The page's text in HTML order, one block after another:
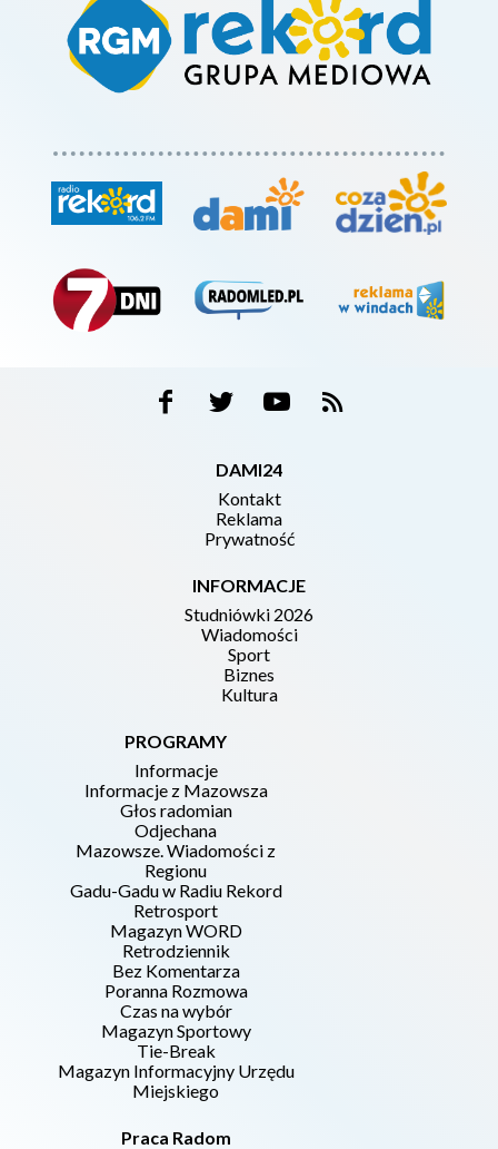
DAMI24
Kontakt
Reklama
Prywatność
INFORMACJE
Studniówki 2026
Wiadomości
Sport
Biznes
Kultura
PROGRAMY
Informacje
Informacje z Mazowsza
Głos radomian
Odjechana
Mazowsze. Wiadomości z
Regionu
Gadu-Gadu w Radiu Rekord
Retrosport
Magazyn WORD
Retrodziennik
Bez Komentarza
Poranna Rozmowa
Czas na wybór
Magazyn Sportowy
Tie-Break
Magazyn Informacyjny Urzędu
Miejskiego
Praca Radom